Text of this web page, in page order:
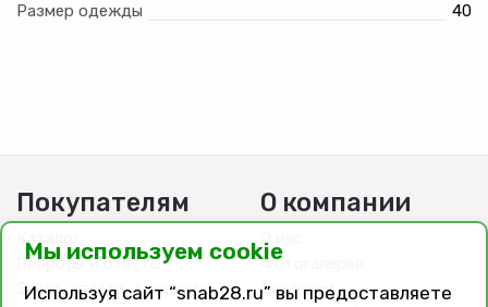
Размер одежды
40
Покупателям
Каталог
Вопросы и ответы
Заказ, оплата, доставка
О компании
О нас
Фотогалерея
Вакансии
Мы используем cookie
Используя сайт “snab28.ru” вы предоставляете